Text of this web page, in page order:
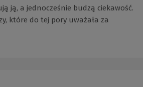
ją, a jednocześnie budzą ciekawość.
które do tej pory uważała za